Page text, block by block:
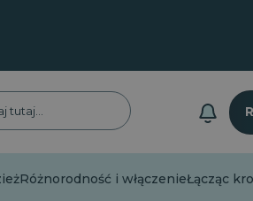
Różnorodność i włączenieŁącząc
dziennikarzy
Najczęściej